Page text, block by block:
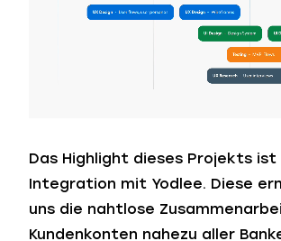
Das Highlight dieses Projekts
Integration mit Yodlee. Diese
uns die nahtlose
Kundenkonten nahezu aller